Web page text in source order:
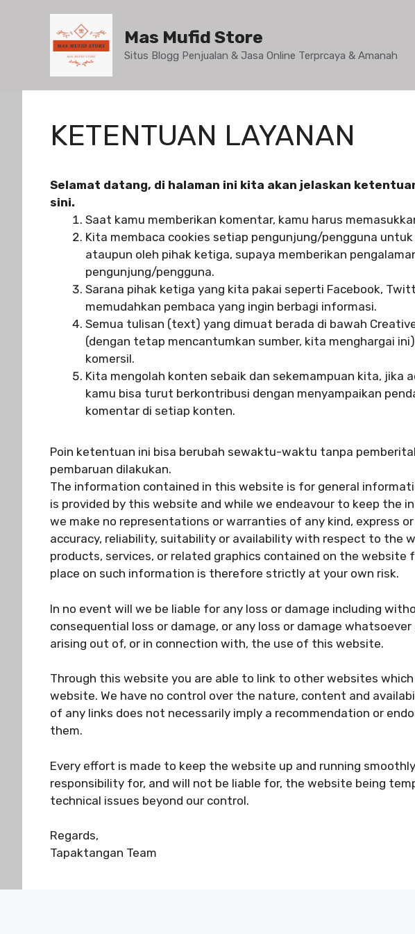
Mas Mufid Store
Situs Blogg Penjualan & Jasa Online Terprcaya & Amanah
KETENTUAN LAYANAN
Selamat datang, di halaman ini kita akan jelaskan
sini.
Saat kamu memberikan komentar, kamu harus
Kita membaca cookies setiap pengunjung/pengguna
ataupun oleh pihak ketiga, supaya memberikan
pengunjung/pengguna.
Sarana pihak ketiga yang kita pakai seperti Facebook,
memudahkan pembaca yang ingin berbagi informasi.
Semua tulisan (text) yang dimuat berada di bawah
(dengan tetap mencantumkan sumber, kita menghargai
komersil.
Kita mengolah konten sebaik dan sekemampuan kita, jika
kamu bisa turut berkontribusi dengan menyampaikan
komentar di setiap konten.
Poin ketentuan ini bisa berubah sewaktu-waktu tanpa
pembaruan dilakukan.
The information contained in this website is for general
is provided by this website and while we endeavour to keep the
we make no representations or warranties of any kind, express
accuracy, reliability, suitability or availability with respect to the
products, services, or related graphics contained on the website
place on such information is therefore strictly at your own risk.
In no event will we be liable for any loss or damage including
consequential loss or damage, or any loss or damage
arising out of, or in connection with, the use of this website.
Through this website you are able to link to other websites
website. We have no control over the nature, content and
of any links does not necessarily imply a recommendation or
them.
Every effort is made to keep the website up and running
responsibility for, and will not be liable for, the website being
technical issues beyond our control.
Regards,
Tapaktangan Team